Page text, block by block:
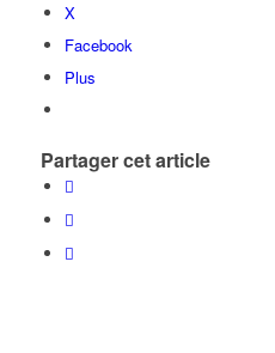
X
Facebook
Plus
Partager cet article